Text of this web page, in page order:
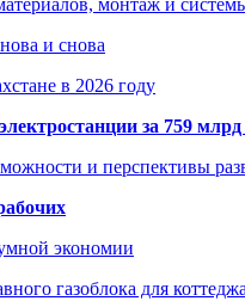
и снова
в 2026 году
за 759 млрд
и перспективы
экономии
газоблока для коттеджа